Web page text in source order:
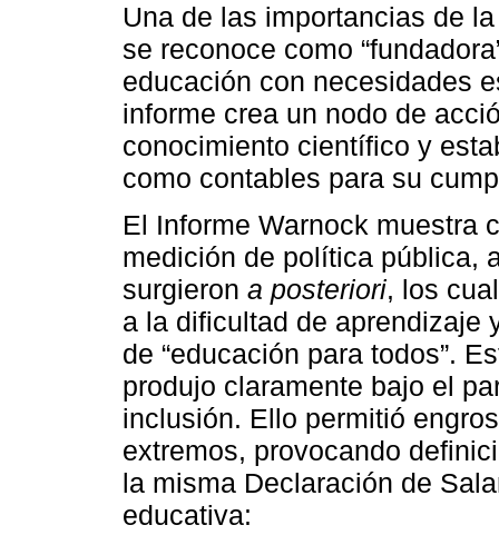
Una de las importancias de
se reconoce como
educación con necesidades
informe crea un nodo de
conocimiento científico y
como contables para su
El Informe Warnock muestra
medición de política pública,
surgieron a posteriori, los
a la dificultad de aprendizaje
de “educación para todos”.
produjo claramente bajo el
inclusión. Ello permitió
extremos, provocando
la misma Declaración de
educativa: